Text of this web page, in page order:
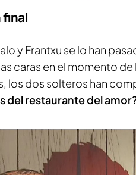
final
y Frantxu se lo han
caras en el momento
los dos solteros han
del restaurante del